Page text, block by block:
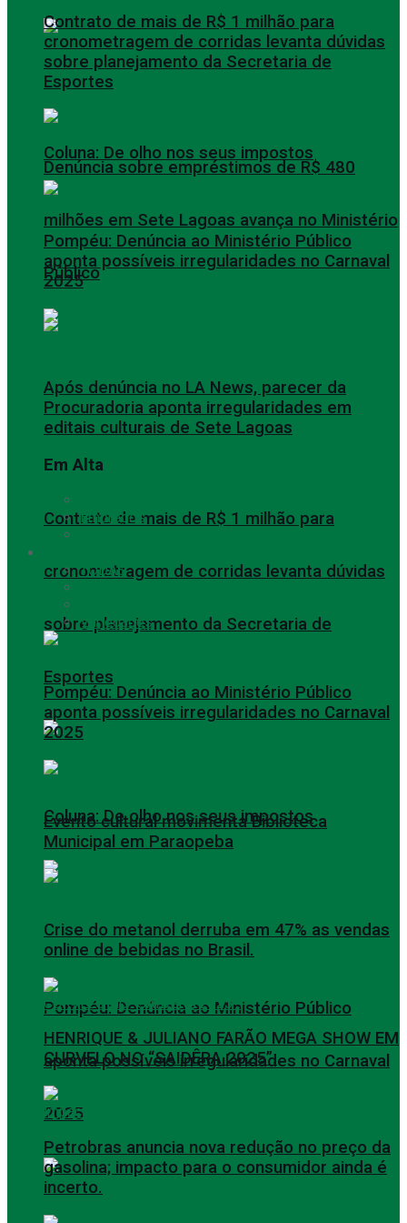
Denúncia sobre empréstimos de R$ 480
milhões em Sete Lagoas avança no Ministério
Público
Contrato de mais de R$ 1 milhão para
cronometragem de corridas levanta dúvidas
sobre planejamento da Secretaria de
Esportes
Coluna: De olho nos seus impostos
Pompéu: Denúncia ao Ministério Público
aponta possíveis irregularidades no Carnaval
2025
Contrato de mais de R$ 1 milhão para
cronometragem de corridas levanta dúvidas
sobre planejamento da Secretaria de
Esportes
Coluna: De olho nos seus impostos
Pompéu: Denúncia ao Ministério Público
aponta possíveis irregularidades no Carnaval
2025
Após denúncia no LA News, parecer da
Procuradoria aponta irregularidades em
editais culturais de Sete Lagoas
Em Alta
Empregos
TODAS
Variedades
Pompéu: Denúncia ao Ministério Público
aponta possíveis irregularidades no Carnaval
2025
Evento cultural movimenta Biblioteca
Municipal em Paraopeba
Crise do metanol derruba em 47% as vendas
online de bebidas no Brasil.
HENRIQUE & JULIANO FARÃO MEGA SHOW EM
CURVELO NO “SAIDÊRA 2025”.
Petrobras anuncia nova redução no preço da
gasolina; impacto para o consumidor ainda é
incerto.